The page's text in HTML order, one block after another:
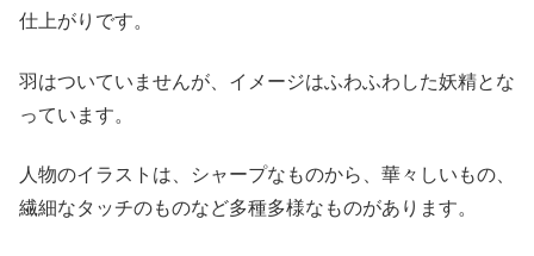
仕上がりです。
羽はついていませんが、イメージはふわふわした妖精とな
っています。
人物のイラストは、シャープなものから、華々しいもの、
繊細なタッチのものなど多種多様なものがあります。